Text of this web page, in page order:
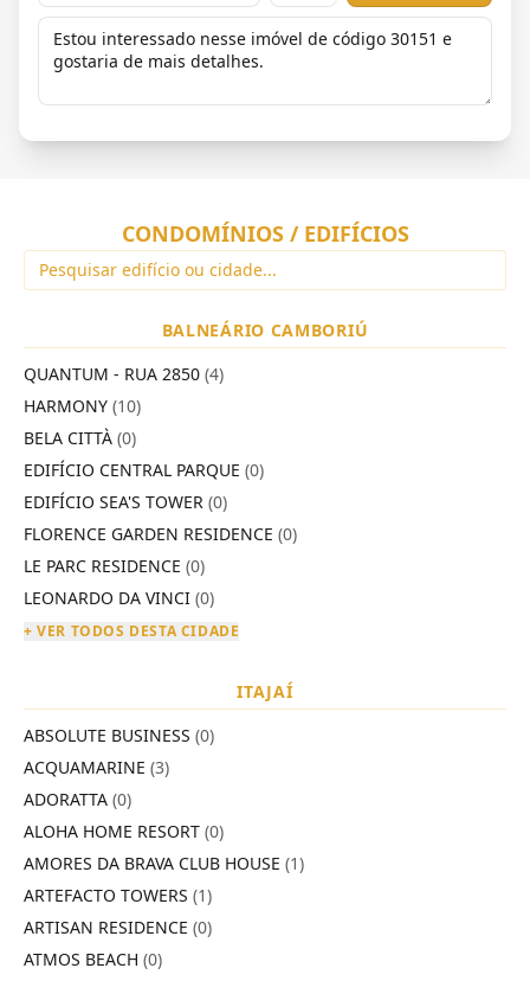
CONDOMÍNIOS / EDIFÍCIOS
BALNEÁRIO CAMBORIÚ
QUANTUM - RUA 2850 (4)
HARMONY (10)
BELA CITTÀ (0)
EDIFÍCIO CENTRAL PARQUE (0)
EDIFÍCIO SEA'S TOWER (0)
FLORENCE GARDEN RESIDENCE (0)
LE PARC RESIDENCE (0)
LEONARDO DA VINCI (0)
+ VER TODOS DESTA CIDADE
ITAJAÍ
ABSOLUTE BUSINESS (0)
ACQUAMARINE (3)
ADORATTA (0)
ALOHA HOME RESORT (0)
AMORES DA BRAVA CLUB HOUSE (1)
ARTEFACTO TOWERS (1)
ARTISAN RESIDENCE (0)
ATMOS BEACH (0)